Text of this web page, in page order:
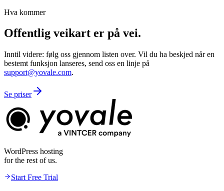
Hva kommer
Offentlig veikart er på vei.
Inntil videre: følg oss gjennom listen over. Vil du ha beskjed når en
bestemt funksjon lanseres, send oss en linje på
support@yovale.com.
Se priser
WordPress hosting
for the rest of us.
Start Free Trial